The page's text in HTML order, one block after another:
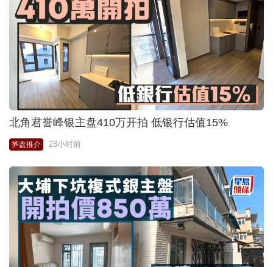
北角君誉峰银主盘410万开拍 低银行估值15%
笋盘推介 23小时前